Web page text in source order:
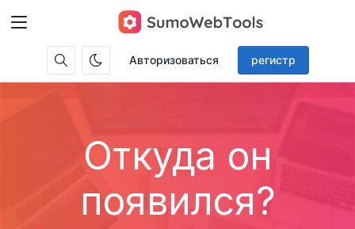
Авторизоваться регистр
Откуда он
появился?